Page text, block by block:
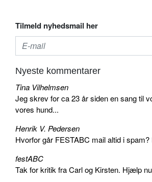
Tilmeld nyhedsmail her
Nyeste kommentarer
Tina Vilhelmsen
Jeg skrev for ca 23 år siden en sang til
vores hund...
Henrik V. Pedersen
Hvorfor går FESTABC mail altid i
festABC
Tak for kritik fra Carl og Kirsten. Hjælp